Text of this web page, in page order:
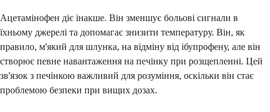
Ацетамінофен діє інакше. Він зменшує больові сигнали в
їхньому джерелі та допомагає знизити температуру. Він, як
правило, м'який для шлунка, на відміну від ібупрофену, але він
створює певне навантаження на печінку при розщепленні. Цей
зв'язок з печінкою важливий для розуміння, оскільки він стає
проблемою безпеки при вищих дозах.